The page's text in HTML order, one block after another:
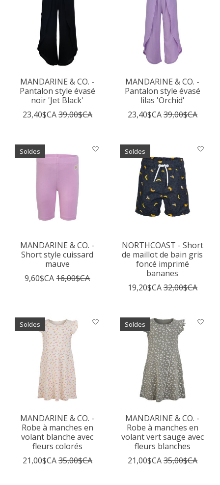
MANDARINE & CO. -
Pantalon style évasé
noir 'Jet Black'
23,40$CA39,00$CA
MANDARINE & CO. -
Pantalon style évasé
lilas 'Orchid'
23,40$CA39,00$CA
Soldes
MANDARINE & CO. -
Short style cuissard
mauve
9,60$CA 16,00$CA
Soldes
NORTHCOAST - Short
de maillot de bain gris
foncé imprimé
bananes
19,20$CA32,00$CA
Soldes
MANDARINE & CO. -
Robe à manches en
volant blanche avec
fleurs colorés
21,00$CA35,00$CA
Soldes
MANDARINE & CO. -
Robe à manches en
volant vert sauge avec
fleurs blanches
21,00$CA35,00$CA